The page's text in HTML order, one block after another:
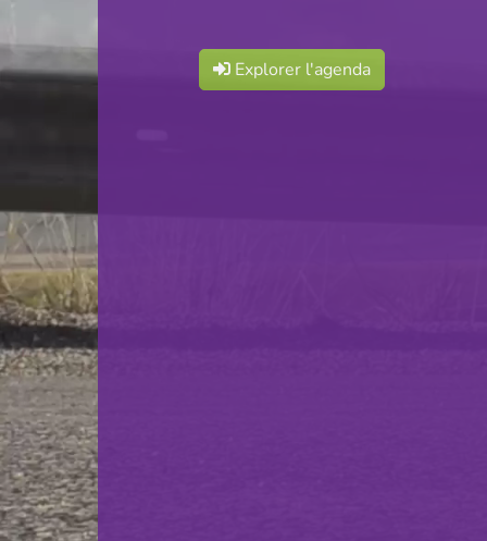
Explorer l'agenda